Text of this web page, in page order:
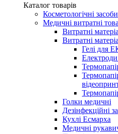
Каталог товарів
Косметологічні засоби
Медичні витратні
Витратні
Витратні
Гелі для
Голки медичні
Дезінфекційні
Кухлі Есмарха
Медичні